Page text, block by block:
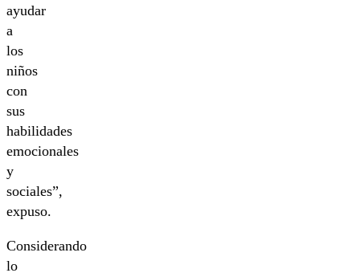
ayudar
a
los
niños
con
sus
habilidades
emocionales
y
sociales”,
expuso.
Considerando
lo